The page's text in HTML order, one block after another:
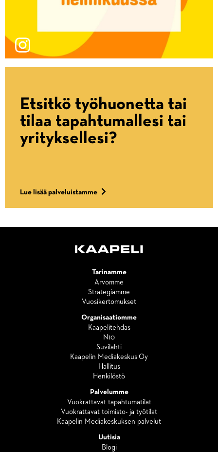
Etsitkö työhuonetta tai
tilaa tapahtumallesi tai
yrityksellesi?
Lue lisää palveluistamme
Tarinamme
Arvomme
Strategiamme
Vuosikertomukset
Organisaatiomme
Kaapelitehdas
N10
Suvilahti
Kaapelin Mediakeskus Oy
Hallitus
Henkilöstö
Palvelumme
Vuokrattavat tapahtumatilat
Vuokrattavat toimisto- ja työtilat
Kaapelin Mediakeskuksen palvelut
Uutisia
Blogi